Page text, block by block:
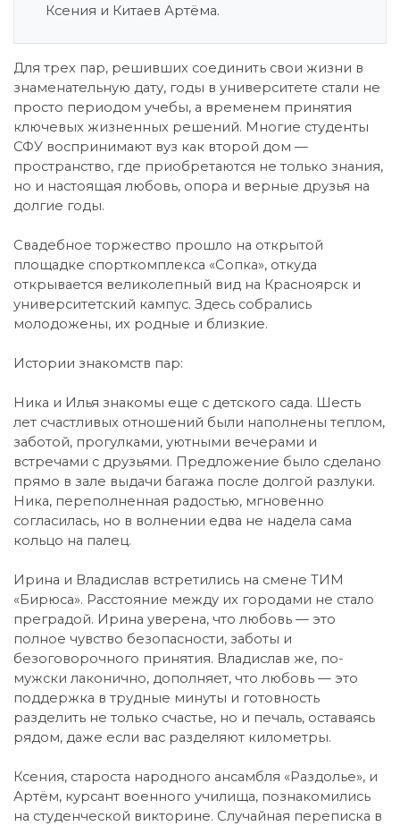
Ксения и Китаев Артёма.
Для трех пар, решивших соединить свои жизни в
знаменательную дату, годы в университете стали не
просто периодом учебы, а временем принятия
ключевых жизненных решений. Многие студенты
СФУ воспринимают вуз как второй дом —
пространство, где приобретаются не только знания,
но и настоящая любовь, опора и верные друзья на
долгие годы.
Свадебное торжество прошло на открытой
площадке спорткомплекса «Сопка», откуда
открывается великолепный вид на Красноярск и
университетский кампус. Здесь собрались
молодожены, их родные и близкие.
Истории знакомств пар:
Ника и Илья знакомы еще с детского сада. Шесть
лет счастливых отношений были наполнены теплом,
заботой, прогулками, уютными вечерами и
встречами с друзьями. Предложение было сделано
прямо в зале выдачи багажа после долгой разлуки.
Ника, переполненная радостью, мгновенно
согласилась, но в волнении едва не надела сама
кольцо на палец.
Ирина и Владислав встретились на смене ТИМ
«Бирюса». Расстояние между их городами не стало
преградой. Ирина уверена, что любовь — это
полное чувство безопасности, заботы и
безоговорочного принятия. Владислав же, по-
мужски лаконично, дополняет, что любовь — это
поддержка в трудные минуты и готовность
разделить не только счастье, но и печаль, оставаясь
рядом, даже если вас разделяют километры.
Ксения, староста народного ансамбля «Раздолье», и
Артём, курсант военного училища, познакомились
на студенческой викторине. Случайная переписка в